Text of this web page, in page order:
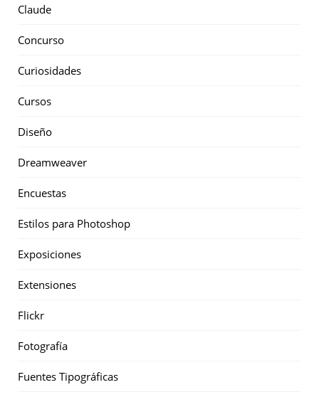
Claude
Concurso
Curiosidades
Cursos
Diseño
Dreamweaver
Encuestas
Estilos para Photoshop
Exposiciones
Extensiones
Flickr
Fotografía
Fuentes Tipográficas